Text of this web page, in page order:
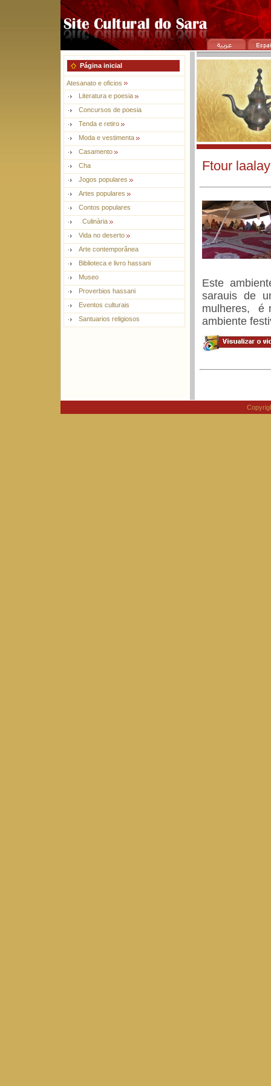
Página inicial
Atesanato e oficios
Literatura e poesia
Concursos de poesia
Tenda e retiro
Moda e vestimenta
Casamento
Cha
Jogos populares
Artes populares
Contos populares
Culinària
Vida no deserto
Arte contemporânea
Biblioteca e livro hassani
Museo
Proverbios hassani
Eventos culturais
Santuarios religiosos
Ftour
Este
sarauis de
mulheres, é
ambiente